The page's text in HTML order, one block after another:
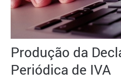
Produção da
Periódica de IVA